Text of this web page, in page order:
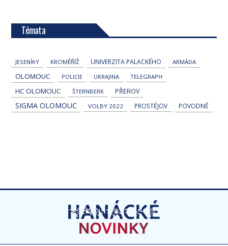
Témata
JESENÍKY KROMĚŘÍŽ UNIVERZITA PALACKÉHO ARMÁDA
OLOMOUC POLICIE UKRAJINA TELEGRAPH
HC OLOMOUC ŠTERNBERK PŘEROV
SIGMA OLOMOUC VOLBY 2022 PROSTĚJOV POVODNĚ